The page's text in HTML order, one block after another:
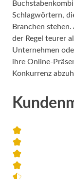
Schlagwörtern,
Branchen
der Regel teurer
Unternehmen
ihre Online-
Konkurrenz